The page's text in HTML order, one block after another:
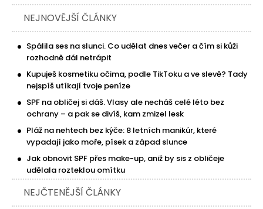
NEJNOVĚJŠÍ ČLÁNKY
Spálila ses na slunci. Co udělat dnes večer a čím si kůži
rozhodně dál netrápit
Kupuješ kosmetiku očima, podle TikToku a ve slevě? Tady
nejspíš utíkají tvoje peníze
SPF na obličej si dáš. Vlasy ale necháš celé léto bez
ochrany – a pak se divíš, kam zmizel lesk
Pláž na nehtech bez kýče: 8 letních manikúr, které
vypadají jako moře, písek a západ slunce
Jak obnovit SPF přes make-up, aniž by sis z obličeje
udělala rozteklou omítku
NEJČTENĚJŠÍ ČLÁNKY